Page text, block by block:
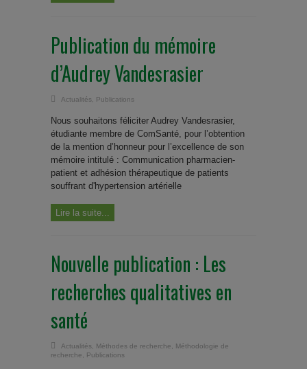
Publication du mémoire
d’Audrey Vandesrasier
Actualités Publications
Nous souhaitons féliciter Audrey Vandesrasier,
étudiante membre de ComSanté, pour l’obtention
de la mention d’honneur pour l’excellence de son
mémoire intitulé : Communication pharmacien-
patient et adhésion thérapeutique de patients
souffrant d'hypertension artérielle
Lire la suite...
Nouvelle publication : Les
recherches qualitatives en
santé
Actualités Méthodes de recherche
Méthodologie de
recherche
Publications